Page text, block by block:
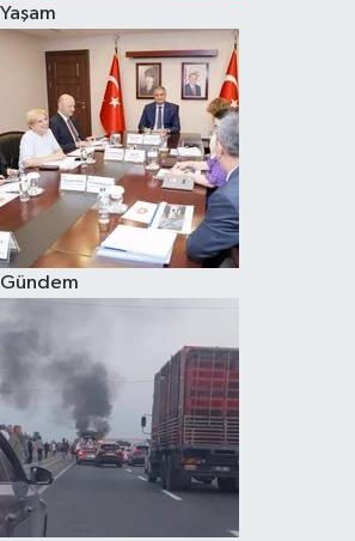
Yaşam
Gündem
Yurttan